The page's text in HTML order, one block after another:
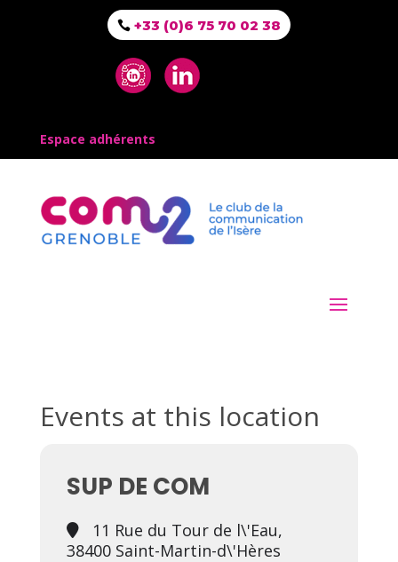
+33 (0)6 75 70 02 38
Espace adhérents
Events at this location
SUP DE COM
11 Rue du Tour de l\'Eau,
38400 Saint-Martin-d\'Hères